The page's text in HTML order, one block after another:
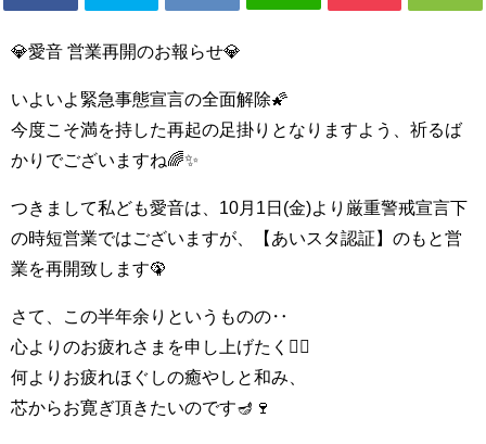
💎愛音 営業再開のお報らせ💎
いよいよ緊急事態宣言の全面解除🌠
今度こそ満を持した再起の足掛りとなりますよう、祈るば
かりでございますね🌈✨
つきまして私ども愛音は、10月1日(金)より厳重警戒宣言下
の時短営業ではございますが、【あいスタ認証】のもと営
業を再開致します🦚
さて、この半年余りというものの‥
心よりのお疲れさまを申し上げたく🙇‍♀
何よりお疲れほぐしの癒やしと和み、
芯からお寛ぎ頂きたいのです🪔🍷